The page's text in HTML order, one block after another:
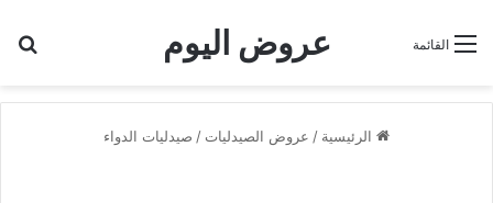
عروض اليوم القائمة
الرئيسية / عروض الصيدليات / صيدليات الدواء